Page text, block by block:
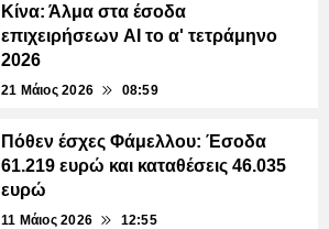
Κίνα: Άλμα στα έσοδα
επιχειρήσεων AI το α' τετράμηνο
2026
21 Μάιος 2026 08:59
Πόθεν έσχες Φάμελλου: Έσοδα
61.219 ευρώ και καταθέσεις 46.035
ευρώ
11 Μάιος 2026 12:55